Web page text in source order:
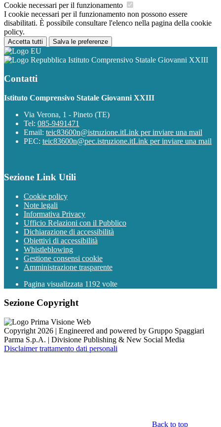
Cookie necessari per il funzionamento
I cookie necessari per il funzionamento non possono essere
disabilitati. È possibile consultare l'elenco nella pagina della cookie
policy.
Accetta tutti Salva le preferenze
Istituto Comprensivo Statale Giovanni XXIII
Contatti
Istituto Comprensivo Statale Giovanni XXIII
Via Verona, 1 - Pineto (TE)
Tel: 085-9491471
Email: teic83600n@istruzione.itLink per inviare una mail
PEC: teic83600n@pec.istruzione.itLink per inviare una mail
Sezione Link Utili
Cookie policy
Note legali
Informativa Privacy
Ufficio Relazioni con il Pubblico
Dichiarazione di accessibilità
Obiettivi di accessibilità
Whistleblowing
Gestione consensi cookie
Amministrazione trasparente
Pagina visualizzata 1192 volte
Sezione Copyright
Copyright 2026 | Engineered and powered by Gruppo Spaggiari
Parma S.p.A. | Divisione Publishing & New Social Media
Disclaimer trattamento dati personali
Back to top